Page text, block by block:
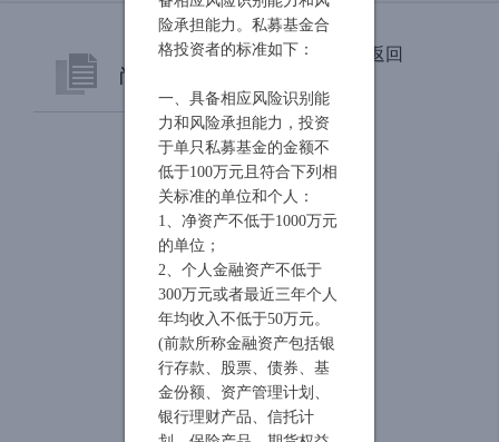
险承担能力。私募基金合
格投资者的标准如下：
一、具备相应风险识别能
力和风险承担能力，投资
于单只私募基金的金额不
低于100万元且符合下列相
关标准的单位和个人：
1、净资产不低于1000万元
的单位；
2、个人金融资产不低于
300万元或者最近三年个人
年均收入不低于50万元。
(前款所称金融资产包括银
行存款、股票、债券、基
金份额、资产管理计划、
银行理财产品、信托计
尚雅简介
公司简介
管理团队
研究团队
投资理念
投资流程
风险控制
返回